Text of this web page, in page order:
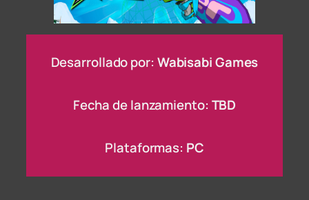
Desarrollado por: Wabisabi Games
Fecha de lanzamiento: TBD
Plataformas: PC